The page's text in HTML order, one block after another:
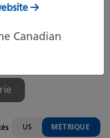
US MÉTRIQUE
Canadian